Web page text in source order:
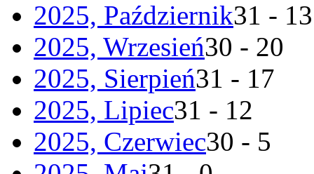
2025, Październik31 - 13
2025, Wrzesień30 - 20
2025, Sierpień31 - 17
2025, Lipiec31 - 12
2025, Czerwiec30 - 5